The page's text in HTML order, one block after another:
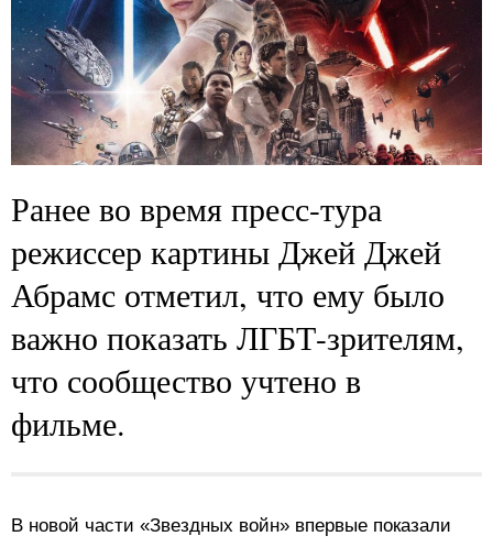
Ранее во время пресс-тура
режиссер картины Джей Джей
Абрамс отметил, что ему было
важно показать ЛГБТ-зрителям,
что сообщество учтено в
фильме.
В новой части «Звездных войн» впервые показали